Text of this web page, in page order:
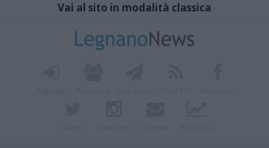
Vai al sito in modalità classica